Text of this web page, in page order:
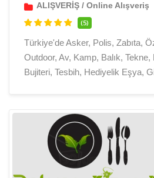
ALIŞVERİŞ / Online Alışveriş
(5)
Türkiye'de Asker, Polis, Zabıta,
Outdoor, Av, Kamp, Balık, Tekne,
Bujiteri, Tesbih, Hediyelik Eşya,